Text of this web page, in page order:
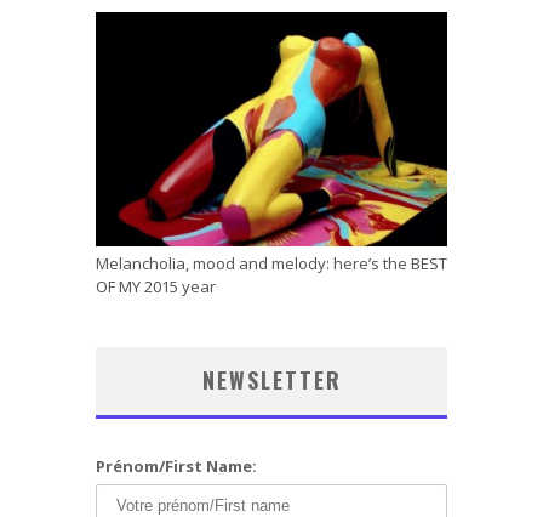
Melancholia, mood and melody: here’s the BEST
OF MY 2015 year
NEWSLETTER
Prénom/First Name: